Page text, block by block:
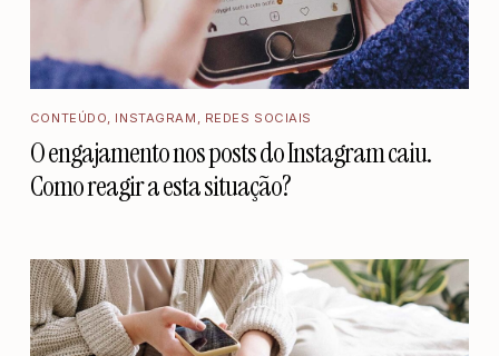
CONTEÚDO, INSTAGRAM , REDES SOCIAIS
O engajamento nos posts do Instagram caiu.
Como reagir a esta situação?